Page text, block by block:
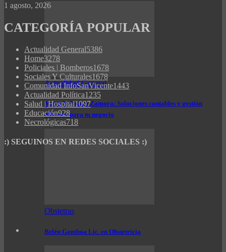
Actualidad General
Marcelo Bravo Zamora: Soluciones contables y gestión
eficiente para tu negocio
Obstetras
Belén Gamboa Lic. en Obstetricia
1 agosto, 2026
CATEGORÍA POPULAR
Actualidad General5386
Home3278
Policiales | Bomberos1678
Sociales Y Culturales1678
Comunidad InfoSanVicente1443
Actualidad Política1235
Salud | Hospital1097
Educación928
Necrológicas718
:) SEGUINOS EN REDES SOCIALES :)